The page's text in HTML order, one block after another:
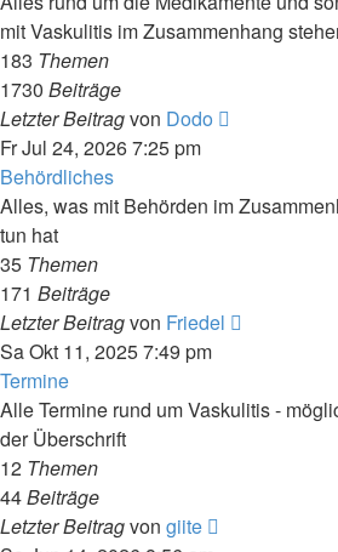
mit Vaskulitis im Zusammenhang
183 Themen
1730 Beiträge
Letzter Beitragvon Dodo
Fr Jul 24, 2026 7:25 pm
Behördliches
Alles, was mit Behörden im
tun hat
35 Themen
171 Beiträge
Letzter Beitragvon Friedel
Sa Okt 11, 2025 7:49 pm
Termine
Alle Termine rund um Vaskulitis -
der Überschrift
12 Themen
44Beiträge
Letzter Beitragvon giite